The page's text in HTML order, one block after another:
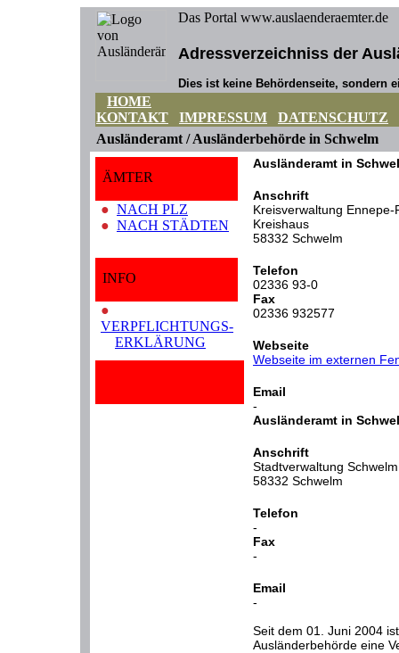
Das Portal www.auslaenderaemter.de
Adressverzeichniss der
Dies ist keine Behördenseite, sondern
HOME
KONTAKT
IMPRESSUM
DATENSCHUTZ
Ausländeramt / Ausländerbehörde in Schwelm
ÄMTER
● NACH PLZ
● NACH STÄDTEN
INFO
●
VERPFLICHTUNGS-
ERKLÄRUNG
Ausländeramt in
Anschrift
Kreisverwaltung
Kreishaus
58332 Schwelm
Telefon
02336 93-0
Fax
02336 932577
Webseite
Webseite im externen
Email
-
Ausländeramt in
Anschrift
Stadtverwaltung
58332 Schwelm
Telefon
-
Fax
-
Email
-
Seit dem 01. Juni 2004
Ausländerbehörde eine